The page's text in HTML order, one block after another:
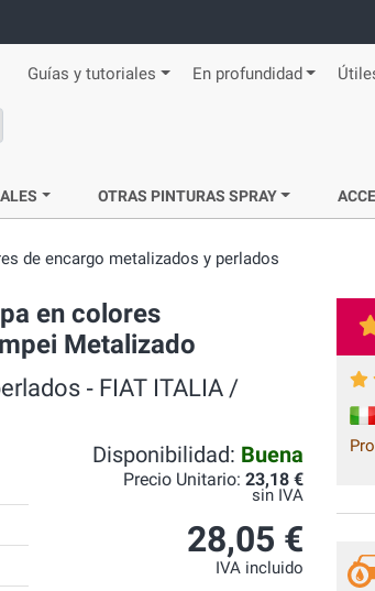
Guías y tutoriales En profundidad
OTRAS PINTURAS SPRAY
de encargo metalizados y perlados
en colores
Metalizado
‐ FIAT ITALIA /
Disponibilidad: Buena
Precio Unitario: 23,18 €
sin IVA
28,05 €
IVA incluido